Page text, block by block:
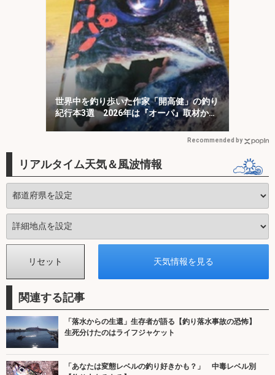
世界中を釣り歩いた作家「開高健」の釣り
紀行本3選 2026年は『オーパ』取材から
50周年
Recommended by
リアルタイム天気＆風波情報
関連する記事
「落水からの生還」生存者が語る【釣り落水事故の恐怖】
生死分けたのはライフジャケット
「あなたは変態レベルの釣り好きかも？」 中毒レベル別